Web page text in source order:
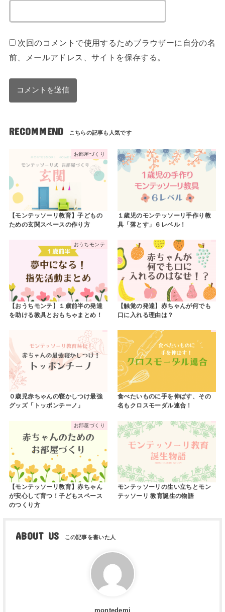
次回のコメントで使用するためブラウザーに自分の名
前、メールアドレス、サイトを保存する。
RECOMMEND
お部屋づくり
【モンテッソーリ教育】子どもの
ための玄関スペースの作り方
１歳児のモンテッソーリ手作り教
具「落とす」６レベル！
おうちモンテ
【おうちモンテ】１歳前半の発達
を助ける教具とおもちゃまとめ！
【触覚の発達】赤ちゃんが何でも
口に入れる理由は？
０歳児赤ちゃんの寝かしつけ最強
グッズ「トッポンチーノ」
食べたいものに手を伸ばす、その
名もクロスモーダル連合！
お部屋づくり
【モンテッソーリ教育】赤ちゃん
が安心して育つ！子どもスペース
のつくり方
モンテッソーリの生い立ちとモン
テッソーリ 教育誕生の物語
ABOUT US
montedemi